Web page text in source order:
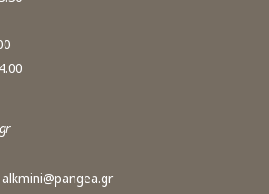
alkmini@pangea.gr